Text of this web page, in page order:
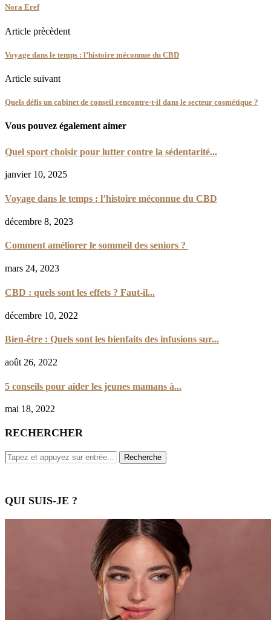
Nora Eref
Article prècèdent
Voyage dans le temps : l’histoire méconnue du CBD
Article suivant
Quels défis un cabinet de conseil rencontre-t-il dans le secteur cosmétique ?
Vous pouvez également aimer
Quel sport choisir pour lutter contre la sédentarité...
janvier 10, 2025
Voyage dans le temps : l’histoire méconnue du CBD
décembre 8, 2023
Comment améliorer le sommeil des seniors ?
mars 24, 2023
CBD : quels sont les effets ? Faut-il...
décembre 10, 2022
Bien-être : Quels sont les bienfaits des infusions sur...
août 26, 2022
5 conseils pour aider les jeunes mamans à...
mai 18, 2022
RECHERCHER
QUI SUIS-JE ?